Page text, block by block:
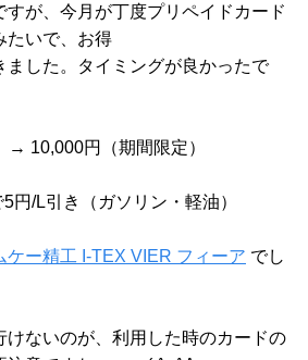
すが、今月が丁度プリペイドカード
たいで、お得
ました。タイミングが良かったで
→ 10,000円（期間限定）
円/L引き（ガソリン・軽油）
ケー精工 I-TEX VIER フィーア でし
けないのが、利用した時のカードの